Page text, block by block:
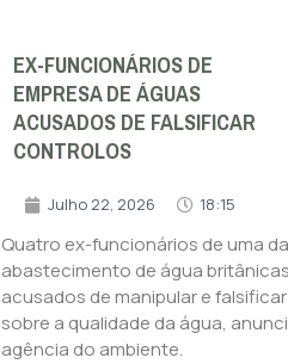
EX-FUNCIONÁRIOS DE
EMPRESA DE ÁGUAS
ACUSADOS DE FALSIFICAR
CONTROLOS
Julho 22, 2026 18:15
Quatro ex-funcionários de uma
abastecimento de água
acusados de manipular e
sobre a qualidade da água,
agência do ambiente.